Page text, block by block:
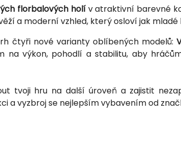
florbalových holív atraktivní barevné
a moderní vzhled, který osloví jak mladé
čtyři nové varianty oblíbených modelů:
na výkon, pohodlí a stabilitu, aby
tvoji hru na další úroveň a zajistit
a vyzbroj se nejlepším vybavením od